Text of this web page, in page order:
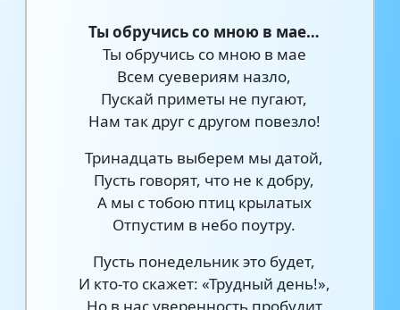
Ты обручись со мною в мае…
Ты обручись со мною в мае
Всем суевериям назло,
Пускай приметы не пугают,
Нам так друг с другом повезло!
Тринадцать выберем мы датой,
Пусть говорят, что не к добру,
А мы с тобою птиц крылатых
Отпустим в небо поутру.
Пусть понедельник это будет,
И кто-то скажет: «Трудный день!»,